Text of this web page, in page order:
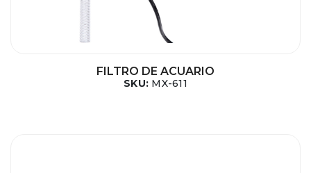
FILTRO DE ACUARIO
SKU: MX-611